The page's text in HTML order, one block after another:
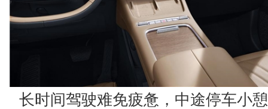
长时间驾驶难免疲惫，中途停车小